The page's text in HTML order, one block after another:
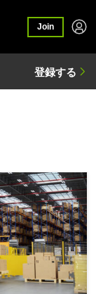
Join
ィジカル AI 機能